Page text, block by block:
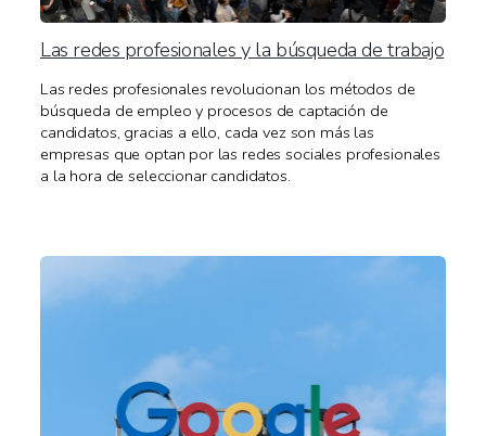
Las redes profesionales y la búsqueda de trabajo
Las redes profesionales revolucionan los métodos de
búsqueda de empleo y procesos de captación de
candidatos, gracias a ello, cada vez son más las
empresas que optan por las redes sociales profesionales
a la hora de seleccionar candidatos.